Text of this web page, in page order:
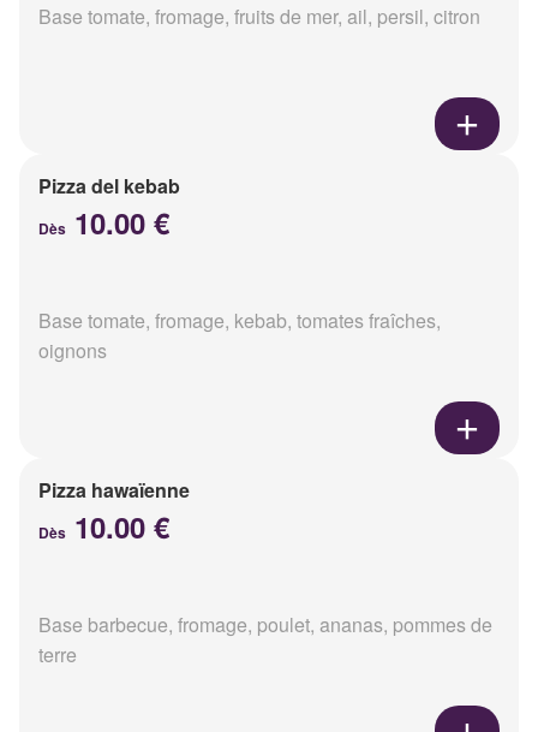
Base tomate, fromage, fruits de mer, ail, persil, citron
Pizza del kebab
Dès 10.00 €
Base tomate, fromage, kebab, tomates fraîches,
oignons
Pizza hawaïenne
Dès 10.00 €
Base barbecue, fromage, poulet, ananas, pommes de
terre